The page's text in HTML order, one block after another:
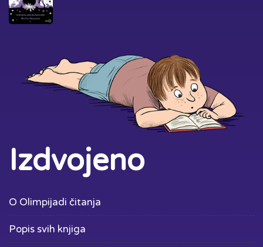
Izdvojeno
O Olimpijadi čitanja
Popis svih knjiga